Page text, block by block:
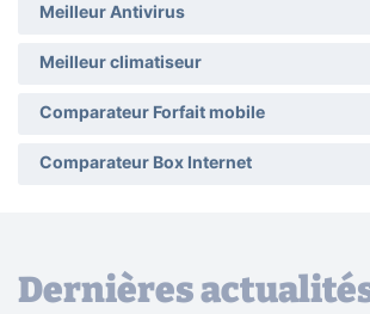
Meilleur Antivirus
Meilleur climatiseur
Comparateur Forfait mobile
Comparateur Box Internet
Dernières